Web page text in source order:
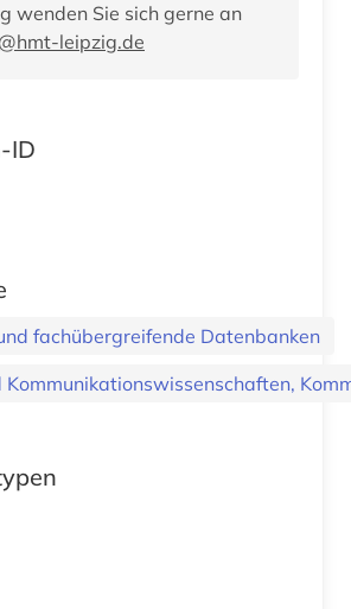
wenden Sie sich gerne an
leipzig.de
ID
fachübergreifende Datenbanken
Kommunikationswissenschaften,